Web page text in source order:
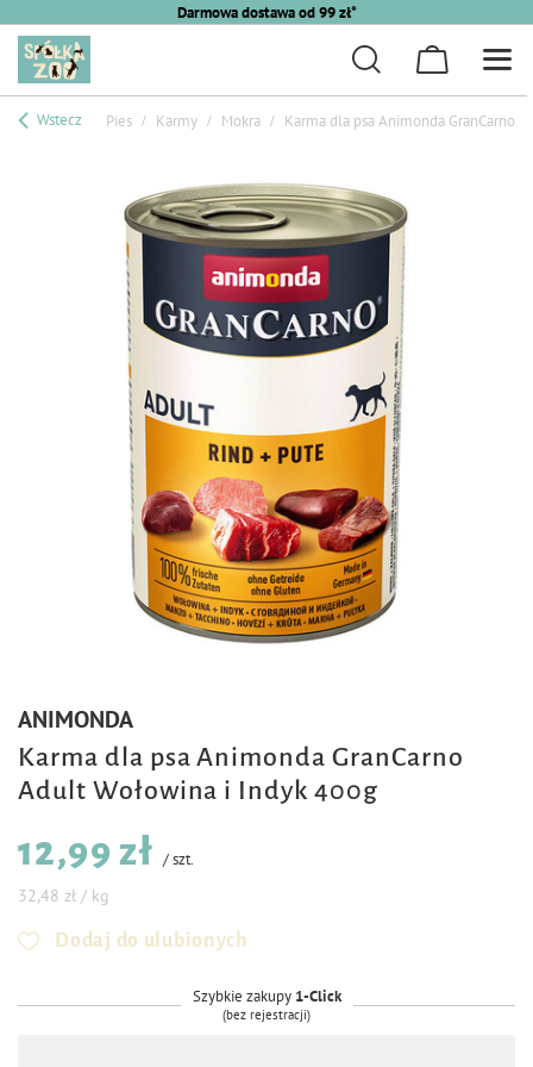
Darmowa dostawa od 99 zł*
Wstecz Pies Karmy Mokra Karma dla psa Animonda GranCarno
ANIMONDA
Karma dla psa Animonda GranCarno
Adult Wołowina i Indyk 400g
12,99 zł /szt.
32,48 zł / kg
Dodaj do ulubionych
Szybkie zakupy 1-Click
(bez rejestracji)